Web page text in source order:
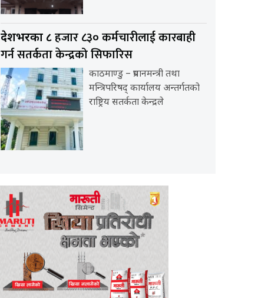
देशभरका ८हजार ८३० कर्मचारीलाई कारबाही
गर्न सतर्कता केन्द्रको सिफारिस
काठमाण्डु – प्रधानमन्त्री तथा
मन्त्रिपरिषद् कार्यालय अन्तर्गतको
राष्ट्रिय सतर्कता केन्द्रले